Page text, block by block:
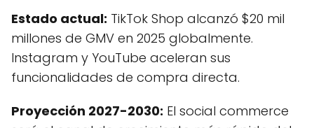
Estado actual: TikTok Shop alcanzó $20 mil
millones de GMV en 2025 globalmente.
Instagram y YouTube aceleran sus
funcionalidades de compra directa.
Proyección 2027-2030: El social commerce